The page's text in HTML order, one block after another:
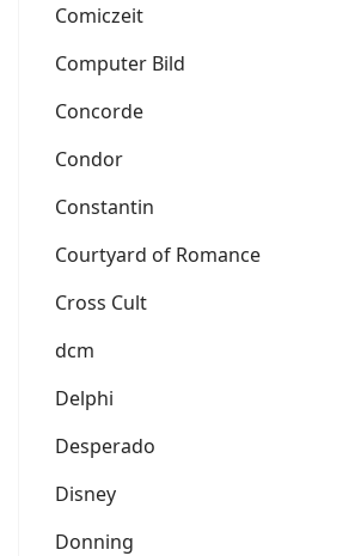
Comiczeit
Computer Bild
Concorde
Condor
Constantin
Courtyard of Romance
Cross Cult
dcm
Delphi
Desperado
Disney
Donning